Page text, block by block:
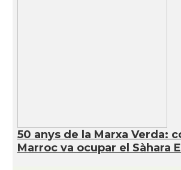
50 anys de la Marxa Verda:
Marroc va ocupar el Sàhara